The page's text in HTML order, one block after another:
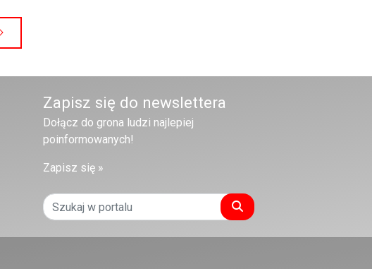
Zapisz się do newslettera
Dołącz do grona ludzi najlepiej
poinformowanych!
Zapisz się »
Szukaj